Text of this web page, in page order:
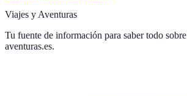
Viajes y Aventuras
Tu fuente de información para saber todo sobre
aventuras.es.